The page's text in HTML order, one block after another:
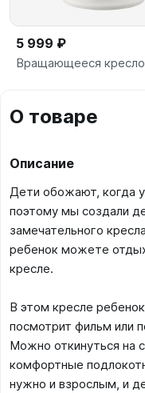
5 999 ₽
Вращающееся
О товаре
Описание
Дети обожают, когда
поэтому мы создали
замечательного
ребенок можете
кресле.
В этом кресле
посмотрит фильм или
Можно откинуться на
комфортные
нужно и взрослым, и